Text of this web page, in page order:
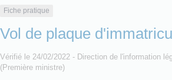
Fiche pratique
Vol de plaque
Vérifié le 24/02/2022 - Direction de l'information
(Première ministre)